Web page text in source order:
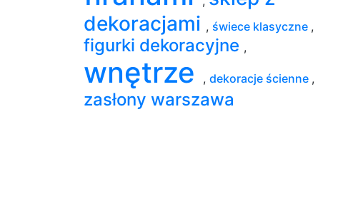
dekoracjami , świece klasyczne ,
figurki dekoracyjne ,
wnętrze , dekoracje ścienne ,
zasłony warszawa